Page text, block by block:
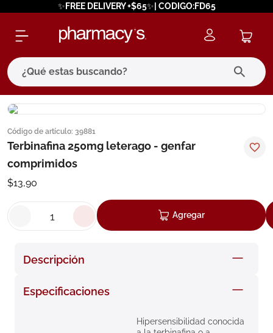
✨FREE DELIVERY +$65✨| CODIGO:FD65
¿Qué estas buscando?
Código de artículo: 39881
Terbinafina 250mg leterago - genfar
comprimidos
$13,90
Agregar
Descripción
Especificaciones
Hipersensibilidad conocida
términos más buscados
1. eucerin
cerave
7. degraler
roche posay